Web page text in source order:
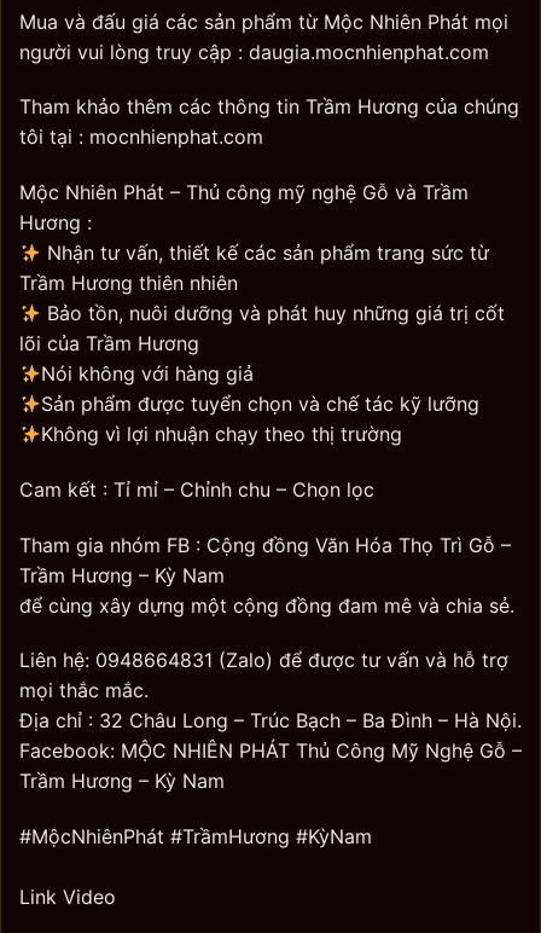
Mua và đấu giá các sản phẩm từ Mộc Nhiên Phát mọi
người vui lòng truy cập : daugia.mocnhienphat.com
Tham khảo thêm các thông tin Trầm Hương của chúng
tôi tại : mocnhienphat.com
Mộc Nhiên Phát – Thủ công mỹ nghệ Gỗ và Trầm
Hương :
Nhận tư vấn, thiết kế các sản phẩm trang sức từ
Trầm Hương thiên nhiên
Bảo tồn, nuôi dưỡng và phát huy những giá trị cốt
lõi của Trầm Hương
Nói không với hàng giả
Sản phẩm được tuyển chọn và chế tác kỹ lưỡng
Không vì lợi nhuận chạy theo thị trường
Cam kết : Tỉ mỉ – Chỉnh chu – Chọn lọc
Tham gia nhóm FB : Cộng đồng Văn Hóa Thọ Trì Gỗ –
Trầm Hương – Kỳ Nam
để cùng xây dựng một cộng đồng đam mê và chia sẻ.
Liên hệ: 0948664831 (Zalo) để được tư vấn và hỗ trợ
mọi thắc mắc.
Địa chỉ : 32 Châu Long – Trúc Bạch – Ba Đình – Hà Nội.
Facebook: MỘC NHIÊN PHÁT Thủ Công Mỹ Nghệ Gỗ –
Trầm Hương – Kỳ Nam
#MộcNhiênPhát #TrầmHương #KỳNam
Link Video